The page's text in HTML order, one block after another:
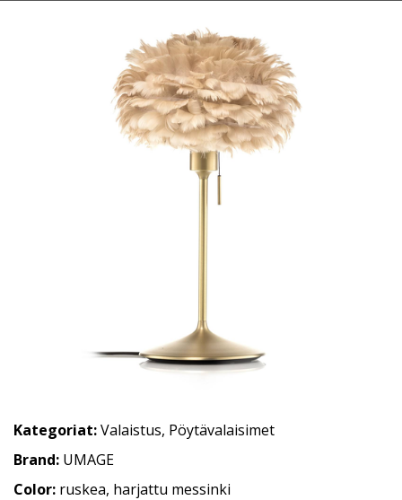
Kategoriat:Valaistus, Pöytävalaisimet
Brand: UMAGE
Color: ruskea, harjattu messinki